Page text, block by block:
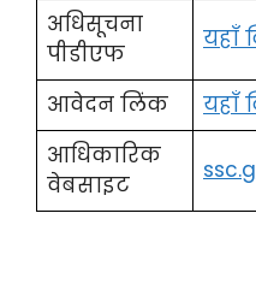
अधिसूचना
पीडीएफ
यहाँ
आवेदन लिंक
यहाँ
आधिकारिक
वेबसाइट